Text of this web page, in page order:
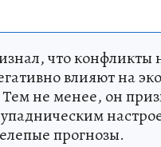
что
влияют на
не менее, он
упадническим
прогнозы.